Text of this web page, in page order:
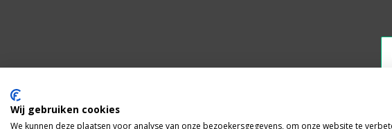
Wij gebruiken cookies
We kunnen deze plaatsen voor analyse van onze bezoekersgegevens, om onze website te